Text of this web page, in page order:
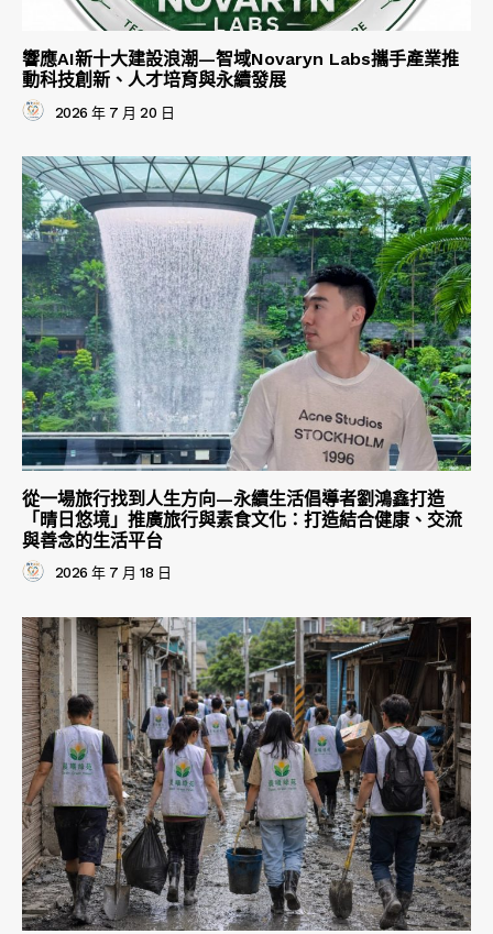
響應AI新十大建設浪潮—智域Novaryn Labs攜手產業推
動科技創新、人才培育與永續發展
2026 年 7 月 20 日
從一場旅行找到人生方向—永續生活倡導者劉鴻鑫打造
「晴日悠境」推廣旅行與素食文化：打造結合健康、交流
與善念的生活平台
2026 年 7 月 18 日